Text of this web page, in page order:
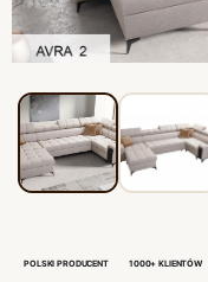
POLSKI PRODUCENT 1000+ KLIENTÓW